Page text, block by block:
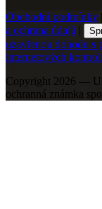
Obchodní podmínky |
a ochrana údajů |
uzavřenou dohodu s
internetových
Copyright 2026 —
ochranná známka